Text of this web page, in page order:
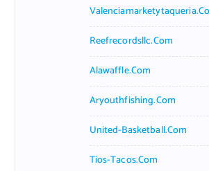
Reefrecordsllc.com
Alawaffle.com
Aryouthfishing.com
United-Basketball.com
Tios-Tacos.com